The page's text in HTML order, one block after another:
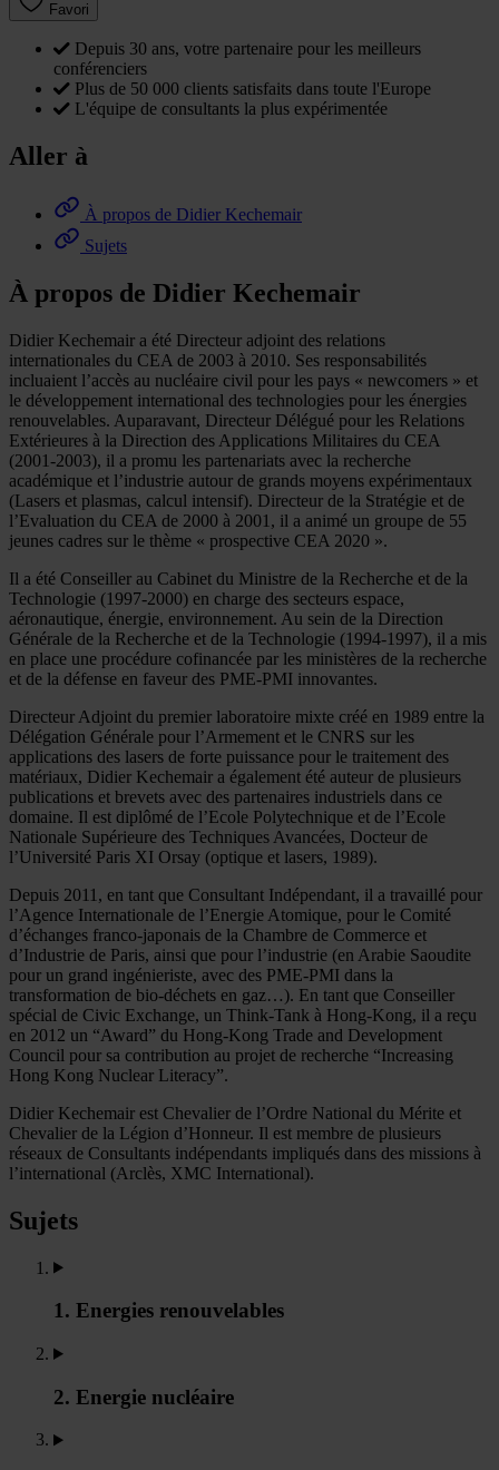
Favori
Depuis 30 ans, votre partenaire pour les meilleurs
conférenciers
Plus de 50 000 clients satisfaits dans toute l'Europe
L'équipe de consultants la plus expérimentée
Aller à
À propos de Didier Kechemair
Sujets
À propos de Didier Kechemair
Didier Kechemair a été Directeur adjoint des relations
internationales du CEA de 2003 à 2010. Ses responsabilités
incluaient l’accès au nucléaire civil pour les pays « newcomers » et
le développement international des technologies pour les énergies
renouvelables. Auparavant, Directeur Délégué pour les Relations
Extérieures à la Direction des Applications Militaires du CEA
(2001-2003), il a promu les partenariats avec la recherche
académique et l’industrie autour de grands moyens expérimentaux
(Lasers et plasmas, calcul intensif). Directeur de la Stratégie et de
l’Evaluation du CEA de 2000 à 2001, il a animé un groupe de 55
jeunes cadres sur le thème « prospective CEA 2020 ».
Il a été Conseiller au Cabinet du Ministre de la Recherche et de la
Technologie (1997-2000) en charge des secteurs espace,
aéronautique, énergie, environnement. Au sein de la Direction
Générale de la Recherche et de la Technologie (1994-1997), il a mis
en place une procédure cofinancée par les ministères de la recherche
et de la défense en faveur des PME-PMI innovantes.
Directeur Adjoint du premier laboratoire mixte créé en 1989 entre la
Délégation Générale pour l’Armement et le CNRS sur les
applications des lasers de forte puissance pour le traitement des
matériaux, Didier Kechemair a également été auteur de plusieurs
publications et brevets avec des partenaires industriels dans ce
domaine. Il est diplômé de l’Ecole Polytechnique et de l’Ecole
Nationale Supérieure des Techniques Avancées, Docteur de
l’Université Paris XI Orsay (optique et lasers, 1989).
Depuis 2011, en tant que Consultant Indépendant, il a travaillé pour
l’Agence Internationale de l’Energie Atomique, pour le Comité
d’échanges franco-japonais de la Chambre de Commerce et
d’Industrie de Paris, ainsi que pour l’industrie (en Arabie Saoudite
pour un grand ingénieriste, avec des PME-PMI dans la
transformation de bio-déchets en gaz…). En tant que Conseiller
spécial de Civic Exchange, un Think-Tank à Hong-Kong, il a reçu
en 2012 un “Award” du Hong-Kong Trade and Development
Council pour sa contribution au projet de recherche “Increasing
Hong Kong Nuclear Literacy”.
Didier Kechemair est Chevalier de l’Ordre National du Mérite et
Chevalier de la Légion d’Honneur. Il est membre de plusieurs
réseaux de Consultants indépendants impliqués dans des missions à
l’international (Arclès, XMC International).
Sujets
1. Energies renouvelables
2. Energie nucléaire